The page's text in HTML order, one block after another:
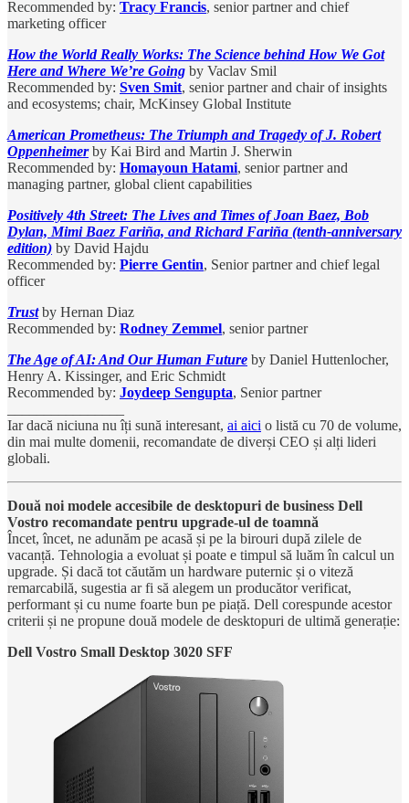
Recommended by: Tracy Francis, senior partner and chief
marketing officer
How the World Really Works: The Science behind How We Got
Here and Where We’re Going by Vaclav Smil
Recommended by: Sven Smit, senior partner and chair of insights
and ecosystems; chair, McKinsey Global Institute
American Prometheus: The Triumph and Tragedy of J. Robert
Oppenheimerby Kai Bird and Martin J. Sherwin
Recommended by: Homayoun Hatami, senior partner and
managing partner, global client capabilities
Positively 4th Street: The Lives and Times of Joan Baez, Bob
Dylan, Mimi Baez Fariña, and Richard Fariña (tenth-anniversary
edition) by David Hajdu
Recommended by: Pierre Gentin, Senior partner and chief legal
officer
Trustby Hernan Diaz
Recommended by: Rodney Zemmel, senior partner
The Age of AI: And Our Human Future by Daniel Huttenlocher,
Henry A. Kissinger, and Eric Schmidt
Recommended by: Joydeep Sengupta, Senior partner
Iar dacă niciuna nu îți sună interesant, ai aici o listă cu 70 de volume,
din mai multe domenii, recomandate de diverși CEO și alți lideri
globali.
Două noi modele accesibile de desktopuri de business Dell
Vostro recomandate pentru upgrade-ul de toamnă
Încet, încet, ne adunăm pe acasă și pe la birouri după zilele de
vacanță. Tehnologia a evoluat și poate e timpul să luăm în calcul un
upgrade. Și dacă tot căutăm un hardware puternic și o viteză
remarcabilă, sugestia ar fi să alegem un producător verificat,
performant și cu nume foarte bun pe piață. Dell corespunde acestor
criterii și ne propune două modele de desktopuri de ultimă generație:
Dell Vostro Small Desktop 3020 SFF